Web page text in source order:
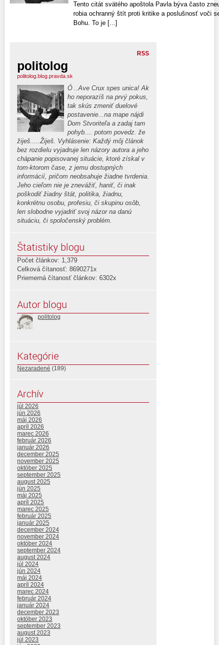
Tento citát svätého apoštola Pavla býva často
robia ochranný štít proti kritike a poslušnosť voči
Bohu. To je [...]
RSS
politolog
politolog.blog.pravda.sk
Ó ..Ave Crux spes unica! Ak
ho neporazíš na prvý pokus,
tak skús zmeniť duelové
postavenie...na mape nájdi
Dom Stvoriteľa a zadaj tam
pohyb.... potom povedz. že
žiješ.....Žiješ. Vyhlásenie: Každý môj článok
bez rozdielu vyjadruje len názory autora a jeho
chápanie popisovanej situácie, ktoré získal v
tom-ktorom čase, z jemu dostupných
informácií, pričom neobsahuje žiadne tvrdenia.
Jeho cieľom nie je znevážiť, haniť, či inak
poškodiť žiadny štát, politika, žiadnu,
konkrétnu osobu, profesiu, či skupinu osôb,
len slobodne vyjadriť svoj názor na danú
situáciu, či spoločenský problém.
Štatistiky blogu
Počet článkov: 1,379
Celková čítanosť: 8690271x
Priemerná čítanosť článkov: 6302x
Autor blogu
politolog
Kategórie
Nezaradené (189)
Archív
júl 2026
jún 2026
máj 2026
apríl 2026
marec 2026
február 2026
január 2026
december 2025
november 2025
október 2025
september 2025
august 2025
jún 2025
máj 2025
apríl 2025
marec 2025
február 2025
január 2025
december 2024
november 2024
október 2024
september 2024
august 2024
júl 2024
jún 2024
máj 2024
apríl 2024
marec 2024
február 2024
január 2024
december 2023
október 2023
september 2023
august 2023
júl 2023